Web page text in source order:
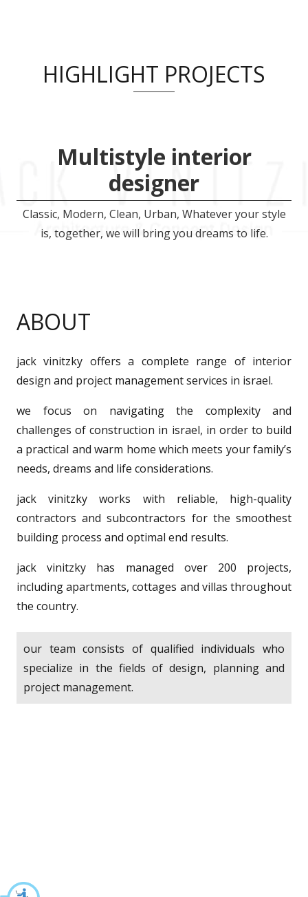
HIGHLIGHT PROJECTS
Multistyle interior
designer
Classic, Modern, Clean, Urban, Whatever your style
is, together, we will bring you dreams to life.
ABOUT
jack vinitzky offers a complete range of interior
design and project management services in israel.
we focus on navigating the complexity and
challenges of construction in israel, in order to build
a practical and warm home which meets your family’s
needs, dreams and life considerations.
jack vinitzky works with reliable, high-quality
contractors and subcontractors for the smoothest
building process and optimal end results.
​jack vinitzky has managed over 200 projects,
including apartments, cottages and villas throughout
the country.
our team consists of qualified individuals who
specialize in the fields of design, planning and
project management.